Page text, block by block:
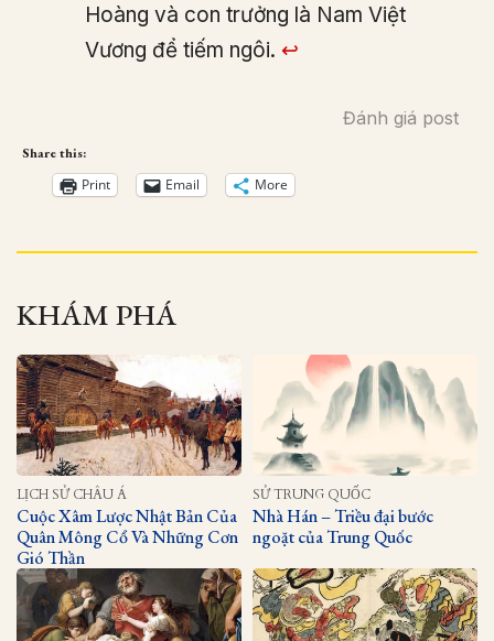
Hoàng và con trưởng là Nam Việt
Vương để tiếm ngôi. ↩︎
Đánh giá post
Share this:
Print Email More
KHÁM PHÁ
LỊCH SỬ CHÂU Á
Cuộc Xâm Lược Nhật Bản Của
Quân Mông Cổ Và Những Cơn
Gió Thần
SỬ TRUNG QUỐC
Nhà Hán – Triều đại bước
ngoặt của Trung Quốc